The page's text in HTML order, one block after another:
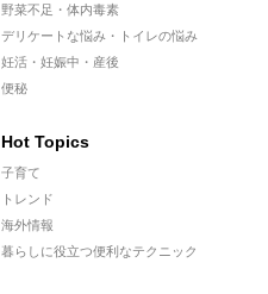
野菜不足・体内毒素
デリケートな悩み・トイレの悩み
妊活・妊娠中・産後
便秘
Hot Topics
子育て
トレンド
海外情報
暮らしに役立つ便利なテクニック